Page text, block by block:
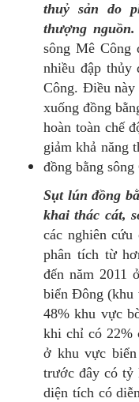
thuỷ sản do
thượng nguồn
sông Mê Công
nhiều đập thủy
Công. Điều
xuống đồng
hoàn toàn chế
giảm khả năng
đồng bằng
Sụt lún đồng
khai thác cát,
các nghiên
phân tích từ
đến năm 2011
biển Đông (khu
48% khu vực
khi chỉ có 22%
ở khu vực
trước đây có tỷ
diện tích có